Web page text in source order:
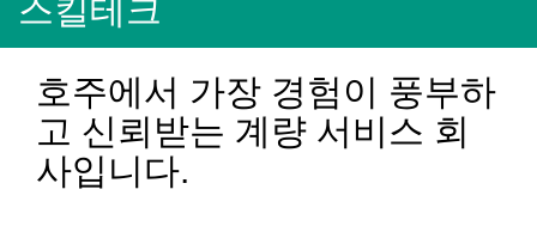
스킬테크
호주에서 가장 경험이 풍부하
고 신뢰받는 계량 서비스 회
사입니다.